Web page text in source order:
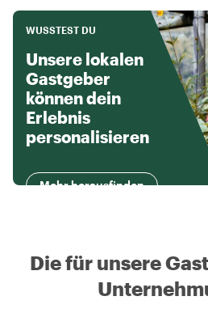
WUSSTEST DU
Unsere lokalen
Gastgeber
können dein
Erlebnis
personalisieren
Mehr herausfinden
Die für unsere